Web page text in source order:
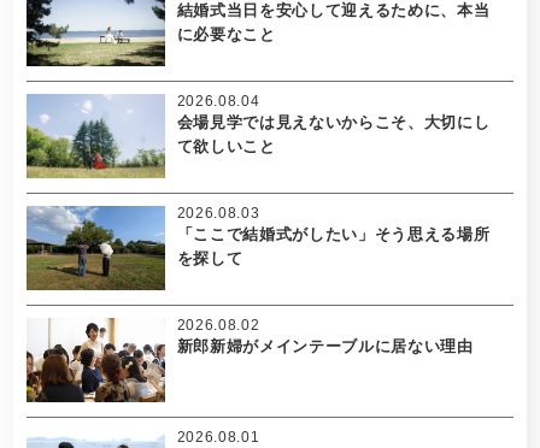
結婚式当日を安心して迎えるために、本当
に必要なこと
会場見学では見えないからこそ、大切にし
て欲しいこと
2026.08.04
「ここで結婚式がしたい」そう思える場所
を探して
2026.08.03
新郎新婦がメインテーブルに居ない理由
2026.08.02
2026.08.01